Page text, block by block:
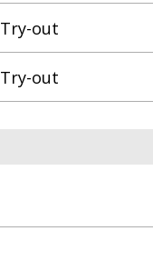
Try-out
Try-out